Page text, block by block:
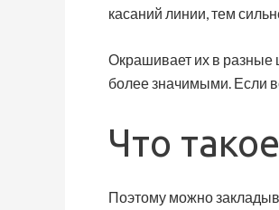
касаний линии, тем
Окрашивает их в разные
более значимыми. Если
Что
Поэтому можно